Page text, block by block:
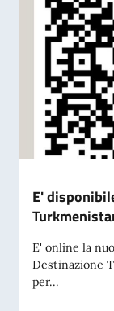
E'
E' online la
Destinazione
per...